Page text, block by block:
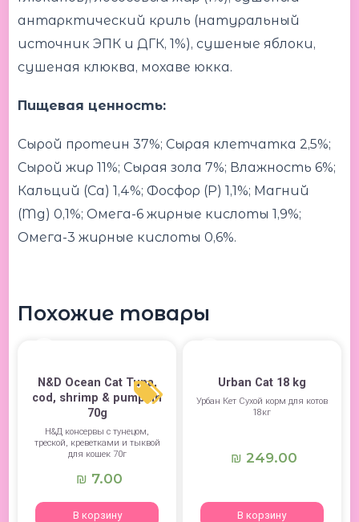
антарктический криль (натуральный
источник ЭПК и ДГК, 1%), сушеные яблоки,
сушеная клюква, мохаве юкка.
Пищевая ценность:
Сырой протеин 37%; Сырая клетчатка 2,5%;
Сырой жир 11%; Сырая зола 7%; Влажность 6%;
Кальций (Ca) 1,4%; Фосфор (P) 1,1%; Магний
(Mg) 0,1%; Омега-6 жирные кислоты 1,9%;
Омега-3 жирные кислоты 0,6%.
Похожие товары
N&D Ocean Cat Tuna,
cod, shrimp & pumpkin
70g
Н&Д консервы с тунецом,
треской, креветками и тыквой
для кошек 70г
₪ 7.00
В корзину
Urban Cat 18 kg
Урбан Кет Сухой корм для котов
18кг
₪ 249.00
В корзину